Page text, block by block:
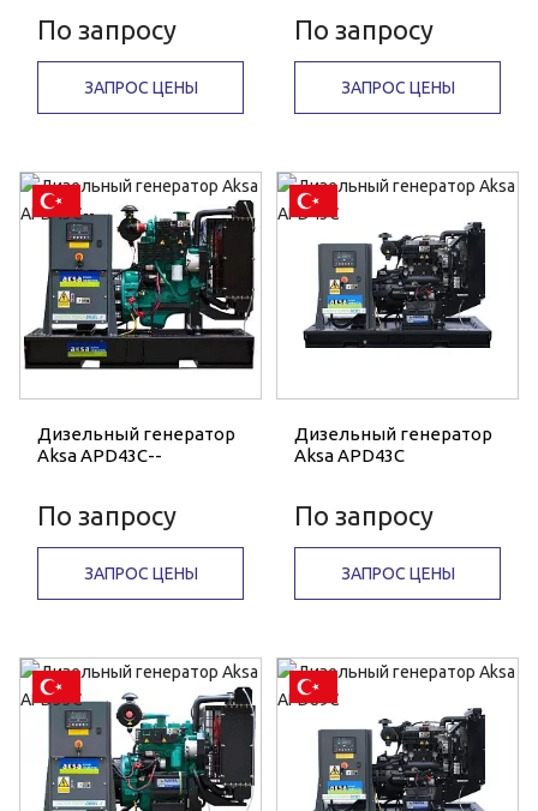
По запросу
ЗАПРОС ЦЕНЫ
По запросу
ЗАПРОС ЦЕНЫ
Дизельный генератор
Aksa APD43C--
По запросу
ЗАПРОС ЦЕНЫ
Дизельный генератор
Aksa APD43C
По запросу
ЗАПРОС ЦЕНЫ